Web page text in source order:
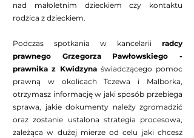
nad małoletnim dzieckiem czy kontaktu
rodzica z dzieckiem.
Podczas spotkania w kancelarii radcy
prawnego Grzegorza Pawłowskiego -
prawnika z Kwidzynaświadczącego pomoc
prawną w okolicach Tczewa i Malborka,
otrzymasz informację w jaki sposób przebiega
sprawa, jakie dokumenty należy zgromadzić
oraz zostanie ustalona strategia procesowa,
zależąca w dużej mierze od celu jaki chcesz